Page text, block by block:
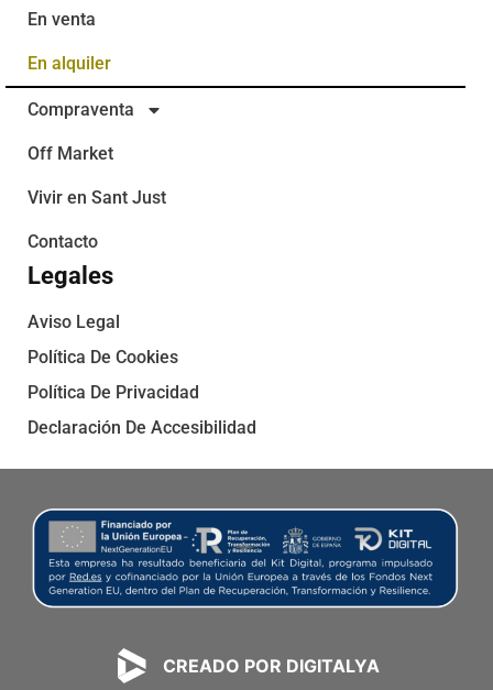
En venta
En alquiler
Compraventa
Off Market
Vivir en Sant Just
Contacto
Legales
Aviso Legal
Política De Cookies
Política De Privacidad
Declaración De Accesibilidad
CREADO POR DIGITALYA